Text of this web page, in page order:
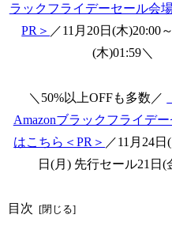
ラックフライデーセール会
PR＞ ／11月20日(木)20:00
(木)01:59＼
＼50%以上OFFも多数／
Amazonブラックフライデ
はこちら＜PR＞ ／11月24日
日(月) 先行セール21日(
目次